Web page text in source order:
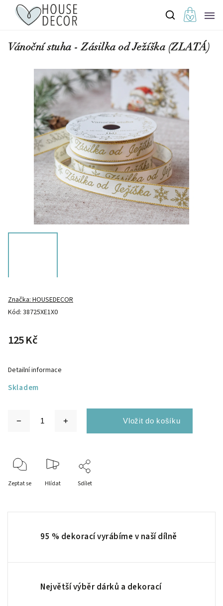
Vánoční stuha - Zásilka od Ježíška (ZLATÁ)
Kód: 38725XE1X0
Značka:HOUSEDECOR
125 Kč
Skladem
Detailní informace
Zeptat se Hlídat Sdílet
95 % dekorací vyrábíme v naší dílně
Největší výběr dárků a dekorací